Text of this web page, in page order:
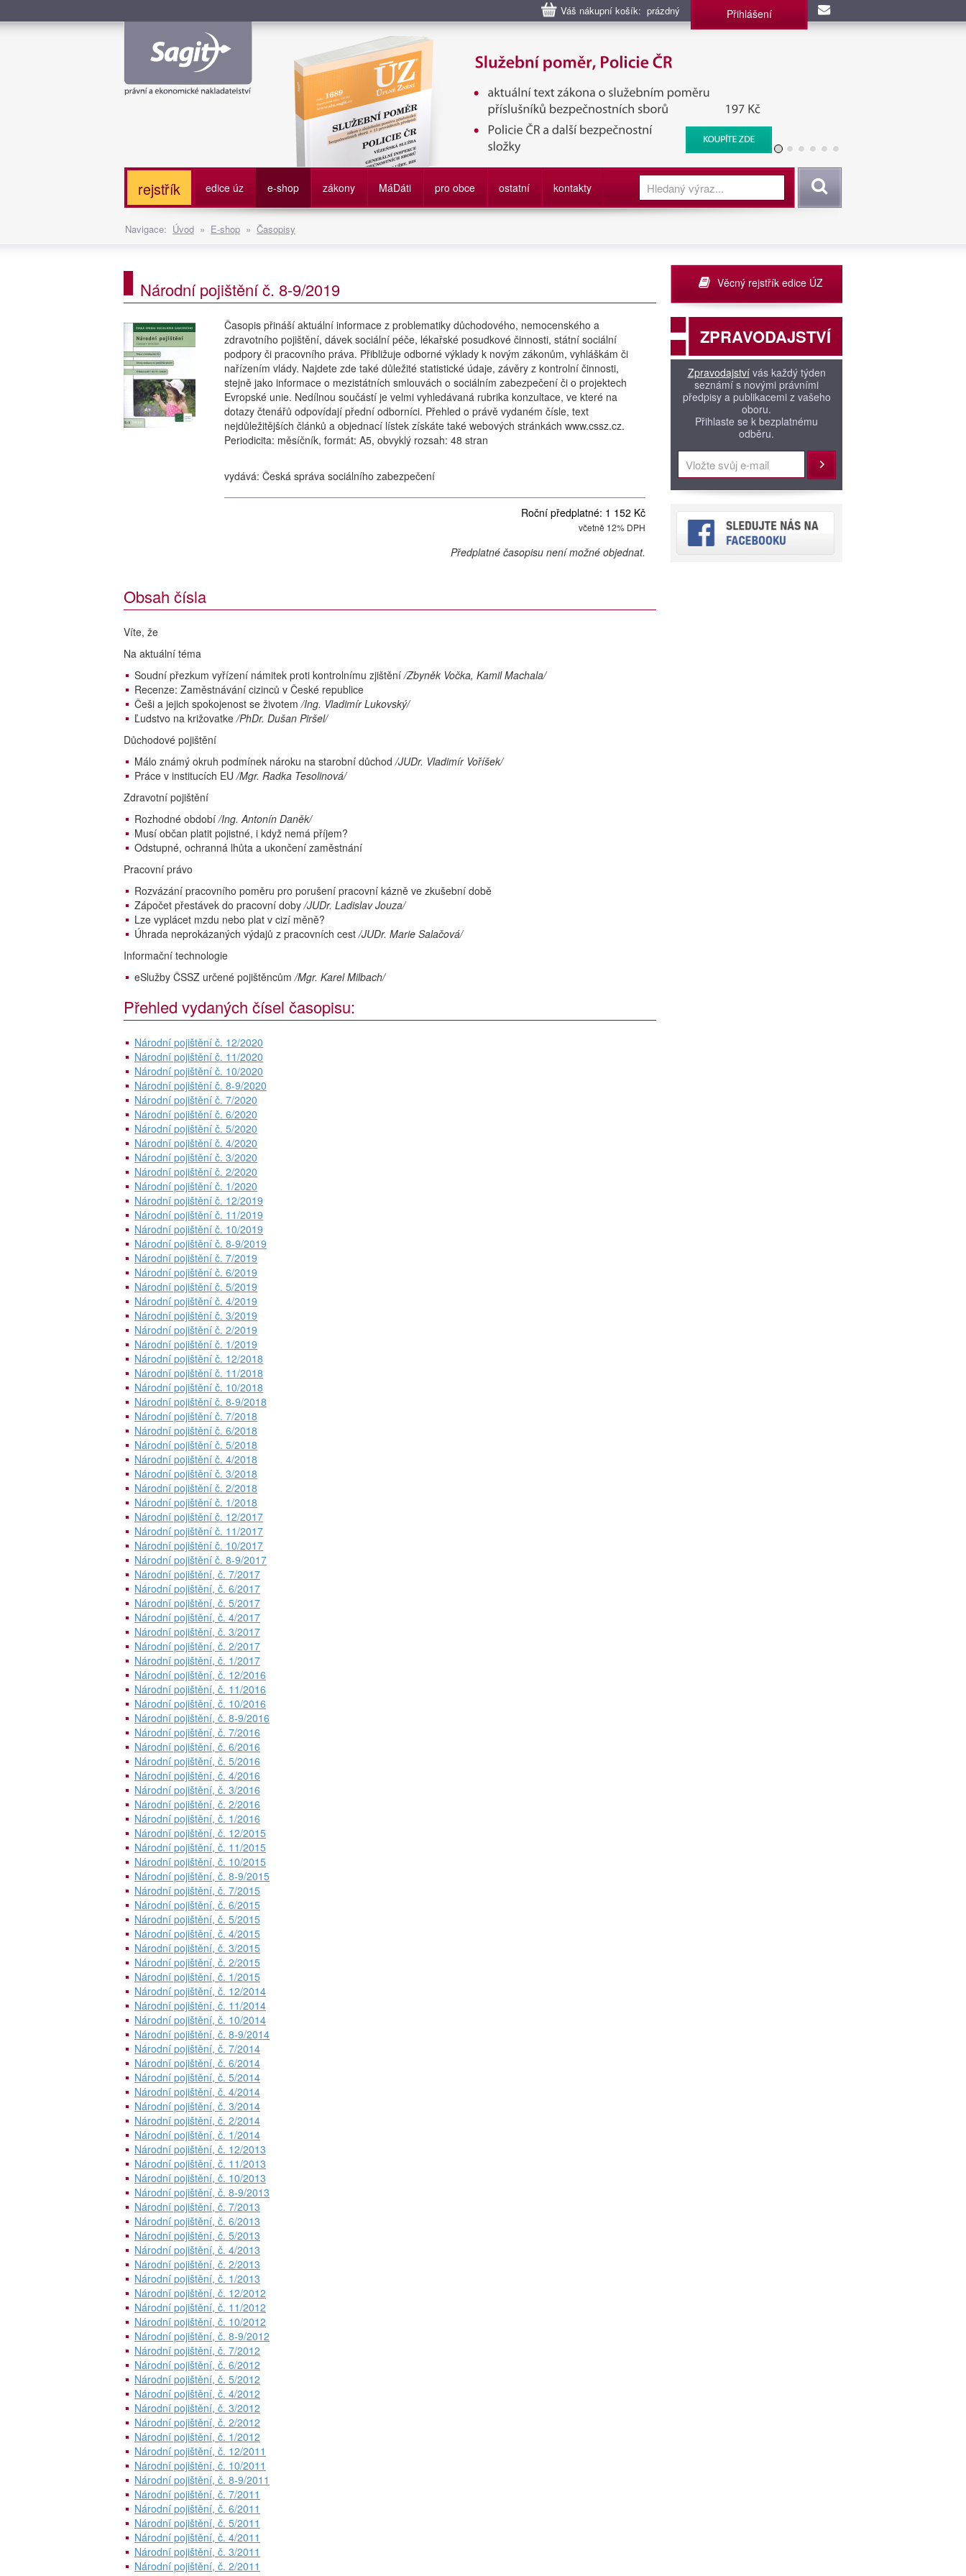
Váš nákupní košík: prázdný Přihlášení
Služební poměr příslušníků bezpečnostních sborů, Policie ČR, Vězeňská služba, BIS, Zpravodajské
služby
rejstřík edice úz e-shop zákony MáDáti pro obce ostatní kontakty Vyhledat
Navigace: Úvod » E-shop » Časopisy
Národní pojištění č. 8-9/2019
Časopis přináší aktuální informace z problematiky důchodového, nemocenského a
zdravotního pojištění, dávek sociální péče, lékařské posudkové činnosti, státní sociální
podpory či pracovního práva. Přibližuje odborné výklady k novým zákonům, vyhláškám či
nařízením vlády. Najdete zde také důležité statistické údaje, závěry z kontrolní činnosti,
stejně jako informace o mezistátních smlouvách o sociálním zabezpečení či o projektech
Evropské unie. Nedílnou součástí je velmi vyhledávaná rubrika konzultace, ve které na
dotazy čtenářů odpovídají přední odborníci. Přehled o právě vydaném čísle, text
nejdůležitějších článků a objednací lístek získáte také webových stránkách www.cssz.cz.
Periodicita: měsíčník, formát: A5, obvyklý rozsah: 48 stran
vydává: Česká správa sociálního zabezpečení
Roční předplatné: 1 152 Kč
včetně 12% DPH
Předplatné časopisu není možné objednat.
Obsah čísla
Víte, že
Na aktuální téma
Soudní přezkum vyřízení námitek proti kontrolnímu zjištění/Zbyněk Vočka, Kamil Machala/
Recenze: Zaměstnávání cizinců v České republice
Češi a jejich spokojenost se životem/Ing. Vladimír Lukovský/
Ľudstvo na križovatke/PhDr. Dušan Piršel/
Důchodové pojištění
Málo známý okruh podmínek nároku na starobní důchod/JUDr. Vladimír Voříšek/
Práce v institucích EU/Mgr. Radka Tesolinová/
Zdravotní pojištění
Rozhodné období/Ing. Antonín Daněk/
Musí občan platit pojistné, i když nemá příjem?
Odstupné, ochranná lhůta a ukončení zaměstnání
Pracovní právo
Rozvázání pracovního poměru pro porušení pracovní kázně ve zkušební době
Zápočet přestávek do pracovní doby/JUDr. Ladislav Jouza/
Lze vyplácet mzdu nebo plat v cizí měně?
Úhrada neprokázaných výdajů z pracovních cest/JUDr. Marie Salačová/
Informační technologie
eSlužby ČSSZ určené pojištěncům/Mgr. Karel Milbach/
Přehled vydaných čísel časopisu:
Národní pojištění č. 12/2020
Národní pojištění č. 11/2020
Národní pojištění č. 10/2020
Národní pojištění č. 8-9/2020
Národní pojištění č. 7/2020
Národní pojištění č. 6/2020
Národní pojištění č. 5/2020
Národní pojištění č. 4/2020
Národní pojištění č. 3/2020
Národní pojištění č. 2/2020
Národní pojištění č. 1/2020
Národní pojištění č. 12/2019
Národní pojištění č. 11/2019
Národní pojištění č. 10/2019
Národní pojištění č. 8-9/2019
Národní pojištění č. 7/2019
Národní pojištění č. 6/2019
Národní pojištění č. 5/2019
Národní pojištění č. 4/2019
Národní pojištění č. 3/2019
Národní pojištění č. 2/2019
Národní pojištění č. 1/2019
Národní pojištění č. 12/2018
Národní pojištění č. 11/2018
Národní pojištění č. 10/2018
Národní pojištění č. 8-9/2018
Národní pojištění č. 7/2018
Národní pojištění č. 6/2018
Národní pojištění č. 5/2018
Národní pojištění č. 4/2018
Národní pojištění č. 3/2018
Národní pojištění č. 2/2018
Národní pojištění č. 1/2018
Národní pojištění č. 12/2017
Národní pojištění č. 11/2017
Národní pojištění č. 10/2017
Národní pojištění č. 8-9/2017
Národní pojištění, č. 7/2017
Národní pojištění, č. 6/2017
Národní pojištění, č. 5/2017
Národní pojištění, č. 4/2017
Národní pojištění, č. 3/2017
Národní pojištění, č. 2/2017
Národní pojištění, č. 1/2017
Národní pojištění, č. 12/2016
Národní pojištění, č. 11/2016
Národní pojištění, č. 10/2016
Národní pojištění, č. 8-9/2016
Národní pojištění, č. 7/2016
Národní pojištění, č. 6/2016
Národní pojištění, č. 5/2016
Národní pojištění, č. 4/2016
Národní pojištění, č. 3/2016
Národní pojištění, č. 2/2016
Národní pojištění, č. 1/2016
Národní pojištění, č. 12/2015
Národní pojištění, č. 11/2015
Národní pojištění, č. 10/2015
Národní pojištění, č. 8-9/2015
Národní pojištění, č. 7/2015
Národní pojištění, č. 6/2015
Národní pojištění, č. 5/2015
Národní pojištění, č. 4/2015
Národní pojištění, č. 3/2015
Národní pojištění, č. 2/2015
Národní pojištění, č. 1/2015
Národní pojištění, č. 12/2014
Národní pojištění, č. 11/2014
Národní pojištění, č. 10/2014
Národní pojištění, č. 8-9/2014
Národní pojištění, č. 7/2014
Národní pojištění, č. 6/2014
Národní pojištění, č. 5/2014
Národní pojištění, č. 4/2014
Národní pojištění, č. 3/2014
Národní pojištění, č. 2/2014
Národní pojištění, č. 1/2014
Národní pojištění, č. 12/2013
Národní pojištění, č. 11/2013
Národní pojištění, č. 10/2013
Národní pojištění, č. 8-9/2013
Národní pojištění, č. 7/2013
Národní pojištění, č. 6/2013
Národní pojištění, č. 5/2013
Národní pojištění, č. 4/2013
Národní pojištění, č. 2/2013
Národní pojištění, č. 1/2013
Národní pojištění, č. 12/2012
Národní pojištění, č. 11/2012
Národní pojištění, č. 10/2012
Národní pojištění, č. 8-9/2012
Národní pojištění, č. 7/2012
Národní pojištění, č. 6/2012
Národní pojištění, č. 5/2012
Národní pojištění, č. 4/2012
Národní pojištění, č. 3/2012
Národní pojištění, č. 2/2012
Národní pojištění, č. 1/2012
Národní pojištění, č. 12/2011
Národní pojištění, č. 10/2011
Národní pojištění, č. 8-9/2011
Národní pojištění, č. 7/2011
Národní pojištění, č. 6/2011
Národní pojištění, č. 5/2011
Národní pojištění, č. 4/2011
Národní pojištění, č. 3/2011
Národní pojištění, č. 2/2011
Věcný rejstřík edice ÚZ
ZPRAVODAJSTVÍ
Zpravodajstvívás každý týden
seznámí s novými právními
předpisy a publikacemi z vašeho
oboru.
Přihlaste se k bezplatnému
odběru.
Přihlásit